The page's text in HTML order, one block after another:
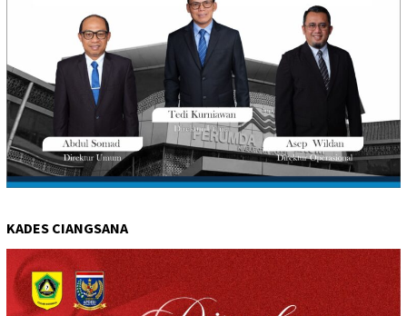
KADES CIANGSANA